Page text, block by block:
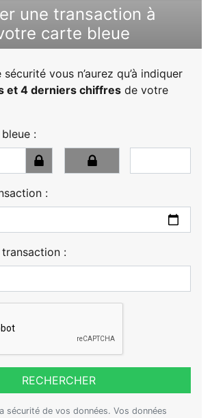
une transaction à
carte bleue
vous n’aurez qu’à indiquer
et 4 derniers chiffres de votre
:
:
:
RECHERCHER
sécurité de vos données. Vos données